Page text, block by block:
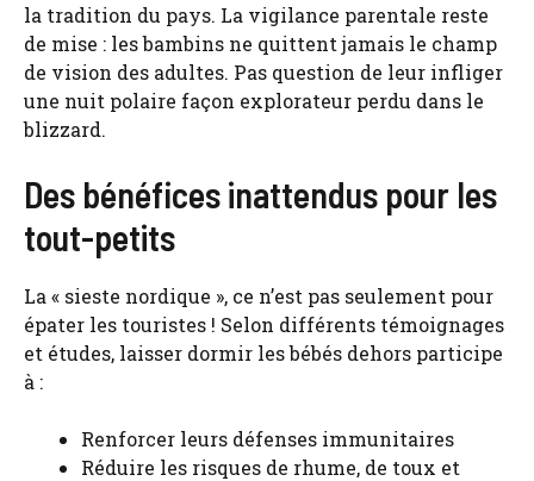
la tradition du pays. La vigilance parentale reste
de mise : les bambins ne quittent jamais le champ
de vision des adultes. Pas question de leur infliger
une nuit polaire façon explorateur perdu dans le
blizzard.
Des bénéfices inattendus pour les
tout-petits
La « sieste nordique », ce n’est pas seulement pour
épater les touristes ! Selon différents témoignages
et études, laisser dormir les bébés dehors participe
à :
Renforcer leurs défenses immunitaires
Réduire les risques de rhume, de toux et